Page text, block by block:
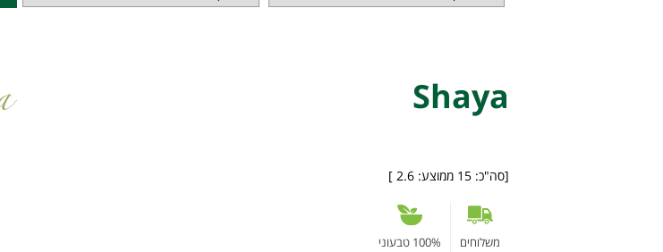
Shaya
[סה"כ: 15 ממוצע: 2.6
]
משלוחים 100% טבעוני